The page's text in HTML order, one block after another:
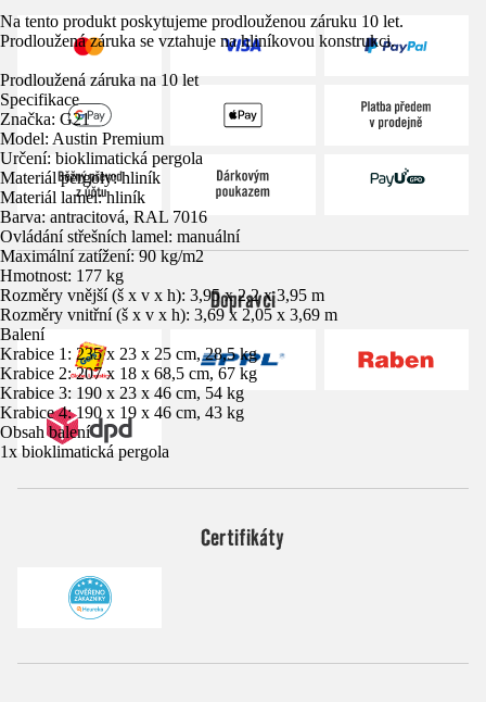
Na tento produkt poskytujeme prodlouženou záruku 10 let.
Prodloužená záruka se vztahuje na hliníkovou konstrukci.
Prodloužená záruka na 10 let
Specifikace
Značka: G21
Model: Austin Premium
Určení: bioklimatická pergola
Materiál pergoly: hliník
Materiál lamel: hliník
Barva: antracitová, RAL 7016
Ovládání střešních lamel: manuální
Maximální zatížení: 90 kg/m2
Hmotnost: 177 kg
Rozměry vnější (š x v x h): 3,95 x 2,2 x 3,95 m
Rozměry vnitřní (š x v x h): 3,69 x 2,05 x 3,69 m
Balení
Krabice 1: 235 x 23 x 25 cm, 28,5 kg
Krabice 2: 207 x 18 x 68,5 cm, 67 kg
Krabice 3: 190 x 23 x 46 cm, 54 kg
Krabice 4: 190 x 19 x 46 cm, 43 kg
Obsah balení
1x bioklimatická pergola
Dopravci
Certifikáty